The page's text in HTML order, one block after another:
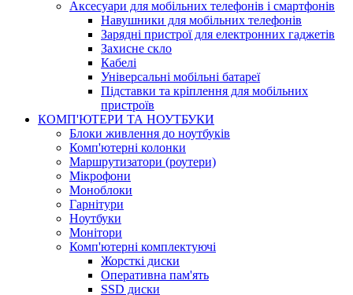
Аксесуари для мобільних телефонів і смартфонів
Навушники для мобільних телефонів
Зарядні пристрої для електронних гаджетів
Захисне скло
Кабелі
Універсальні мобільні батареї
Підставки та кріплення для мобільних
пристроїв
КОМП'ЮТЕРИ ТА НОУТБУКИ
Блоки живлення до ноутбуків
Комп'ютерні колонки
Маршрутизатори (роутери)
Мікрофони
Моноблоки
Гарнітури
Ноутбуки
Монітори
Комп'ютерні комплектуючі
Жорсткі диски
Оперативна пам'ять
SSD диски